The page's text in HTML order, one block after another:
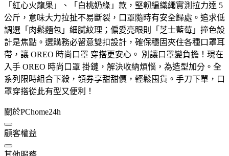
「紅心火龍果」、「白桃奶綠」款，堅韌編織繩實測拉力達 5
公斤，意味大力拉扯不易斷裂，口罩隨時有安全歸處。追求低
調選「肉鬆麵包」細膩紋理；偏愛亮眼則「芝士藍莓」撞色設
計是焦點。選購務必留意雙扣設計，確保穩固夾住各種口罩耳
帶，讓 OREO 時尚口罩 穿搭更安心。 別讓口罩變負擔！現在
入手 OREO 時尚口罩 掛鏈，解決收納煩惱，為造型加分。全
系列限時組合下殺，領券享甜甜價，輕鬆囤貨。手刀下單，口
罩穿搭從此有型又便利！
關於PChome24h
顧客權益